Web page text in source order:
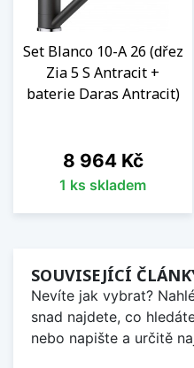
Set Blanco 10-A 26 (dřez
Zia 5 S Antracit +
baterie Daras Antracit)
Cena
8 964 Kč
1 ks skladem
SOUVISEJÍCÍ
Nevíte jak vybrat?
snad najdete, co
nebo napište a určitě